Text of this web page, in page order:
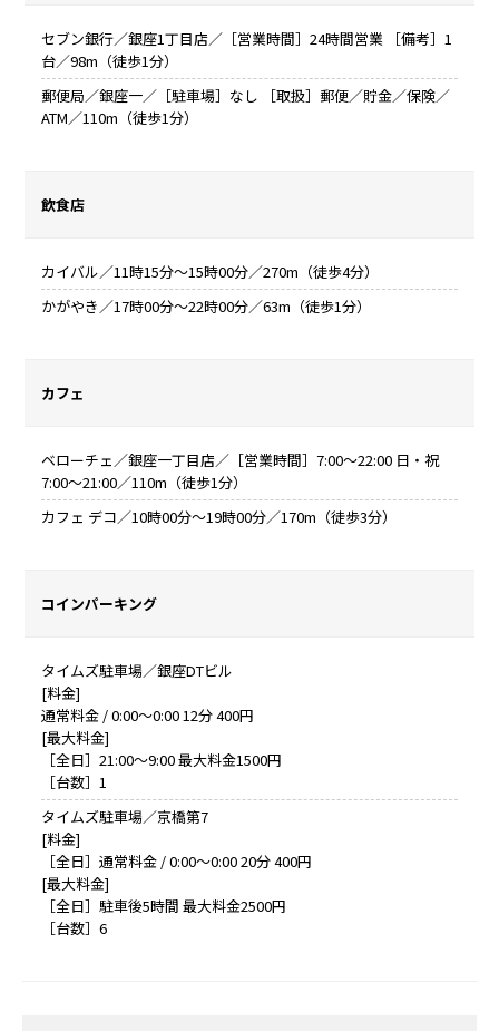
セブン銀行／銀座1丁目店／［営業時間］24時間営業 ［備考］1
台／98m（徒歩1分）
郵便局／銀座一／［駐車場］なし ［取扱］郵便／貯金／保険／
ATM／110m（徒歩1分）
飲食店
カイバル／11時15分～15時00分／270m（徒歩4分）
かがやき／17時00分～22時00分／63m（徒歩1分）
カフェ
ベローチェ／銀座一丁目店／［営業時間］7:00～22:00 日・祝
7:00～21:00／110m（徒歩1分）
カフェ デコ／10時00分～19時00分／170m（徒歩3分）
コインパーキング
タイムズ駐車場／銀座DTビル
[料金]
通常料金 / 0:00～0:00 12分 400円
[最大料金]
［全日］21:00～9:00 最大料金1500円
［台数］1
タイムズ駐車場／京橋第7
[料金]
［全日］通常料金 / 0:00～0:00 20分 400円
[最大料金]
［全日］駐車後5時間 最大料金2500円
［台数］6